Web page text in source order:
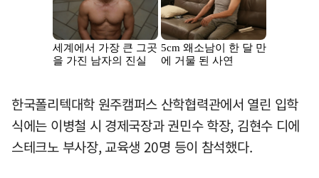
한국폴리텍대학 원주캠퍼스 산학협력관에서 열린 입학
식에는 이병철 시 경제국장과 권민수 학장, 김현수 디에
스테크노 부사장, 교육생 20명 등이 참석했다.